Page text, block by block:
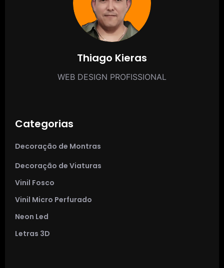
Thiago Kieras
WEB DESIGN PROFISSIONAL
Categorias
Decoração de Montras
Decoração de Viaturas
Vinil Fosco
Vinil Micro Perfurado
Neon Led
Letras 3D